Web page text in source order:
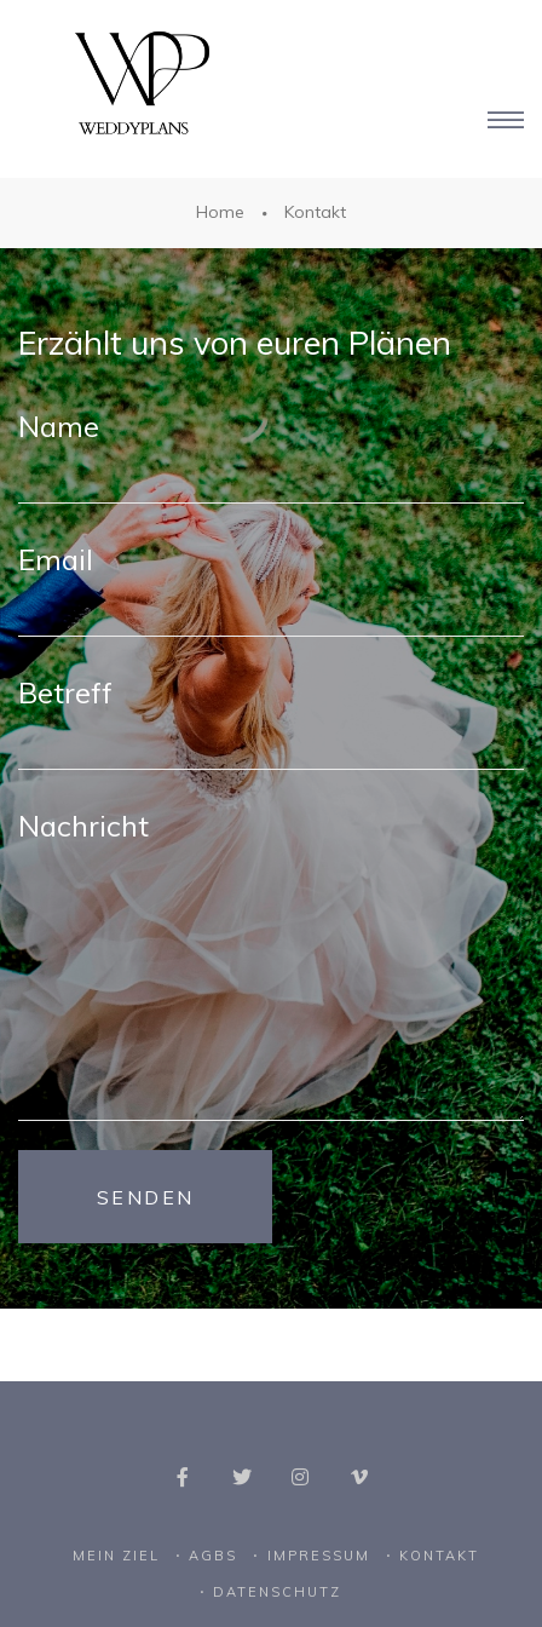
Home Kontakt
Erzählt uns von euren Plänen
Name
Email
Betreff
Nachricht
MEIN ZIEL AGBS IMPRESSUM KONTAKT
DATENSCHUTZ